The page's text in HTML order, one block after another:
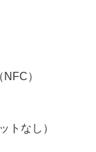
）
トなし）